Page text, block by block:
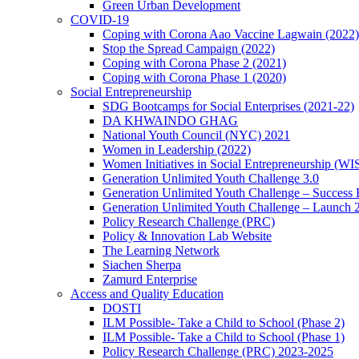
Green Urban Development
COVID-19
Coping with Corona Aao Vaccine Lagwain (2022)
Stop the Spread Campaign (2022)
Coping with Corona Phase 2 (2021)
Coping with Corona Phase 1 (2020)
Social Entrepreneurship
SDG Bootcamps for Social Enterprises (2021-22)
DA KHWAINDO GHAG
National Youth Council (NYC) 2021
Women in Leadership (2022)
Women Initiatives in Social Entrepreneurship
Generation Unlimited Youth Challenge 3.0
Generation Unlimited Youth Challenge – Success
Generation Unlimited Youth Challenge – Launch
Policy Research Challenge (PRC)
Policy & Innovation Lab Website
The Learning Network
Siachen Sherpa
Zamurd Enterprise
Access and Quality Education
DOSTI
ILM Possible- Take a Child to School (Phase 2)
ILM Possible- Take a Child to School (Phase 1)
Policy Research Challenge (PRC) 2023-2025